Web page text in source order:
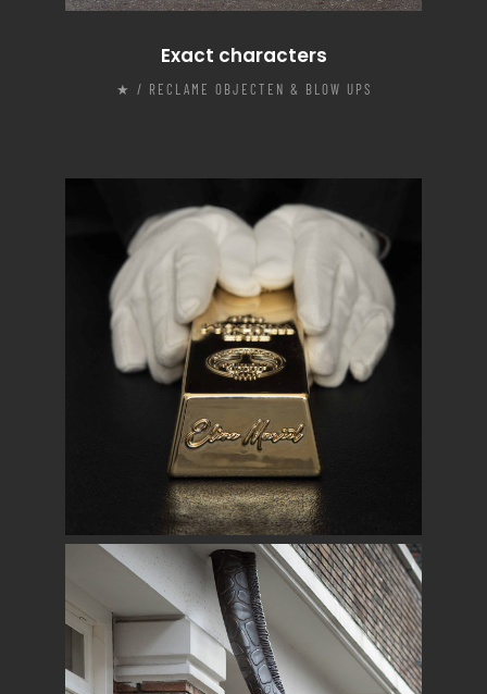
Exact characters
★ / RECLAME OBJECTEN & BLOW UPS
Goudstaven
KUNSTWERKEN